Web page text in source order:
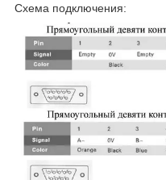
Схема подключения: